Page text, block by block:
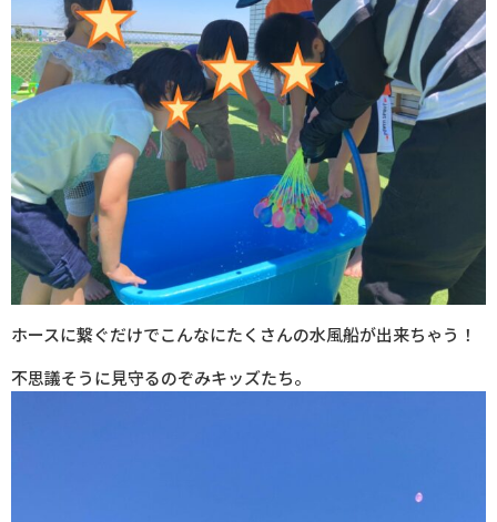
ホースに繋ぐだけでこんなにたくさんの水風船が出来ちゃう！
不思議そうに見守るのぞみキッズたち。